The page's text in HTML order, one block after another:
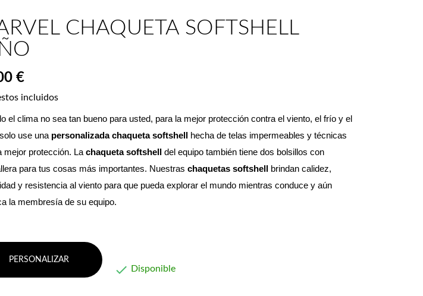
CHAQUETA SOFTSHELL
€
incluidos
el clima no sea tan bueno para usted, para la mejor protección contra el viento, el frío y el
use una personalizada chaqueta softshell hecha de telas impermeables y técnicas
mejor protección. La chaqueta softshell del equipo también tiene dos bolsillos con
para tus cosas más importantes. Nuestras chaquetas softshell brindan calidez,
y resistencia al viento para que pueda explorar el mundo mientras conduce y aún
la membresía de su equipo.
PERSONALIZAR
 Disponible